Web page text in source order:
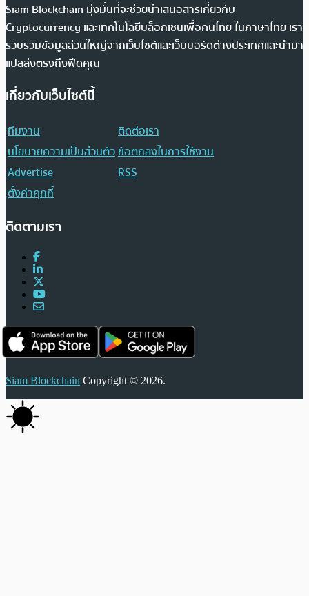
Siam Blockchain มุ่งมั่นที่จะช่วยนำเสนอสารเกี่ยวกับ
Cryptocurrency และเทคโนโลยีบล็อกเชนเพื่อคนไทย ในภาษาไทย เรา
รวบรวมข้อมูลส่วนใหญ่จากเว็บไซต์และเว็บบอร์ดต่างประเทศและนำมา
แปลส่งตรงถึงฟีดคุณ
เกี่ยวกับเว็บไซต์นี้
ทีมงาน
ติดต่อเรา
นโยบายความเป็นส่วนตัวข้อตกลงในการใช้งาน
Advertise
RSS
ตั้งค่าคุกกี้
ติดตามเรา
Siam Blockchain Copyright © 2026.